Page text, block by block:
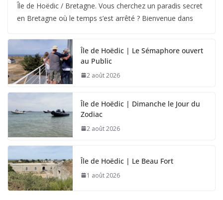
Île de Hoëdic / Bretagne. Vous cherchez un paradis secret
en Bretagne où le temps s’est arrêté ? Bienvenue dans
Île de Hoëdic | Le Sémaphore ouvert
au Public
2 août 2026
Île de Hoëdic | Dimanche le Jour du
Zodiac
2 août 2026
Île de Hoëdic | Le Beau Fort
1 août 2026